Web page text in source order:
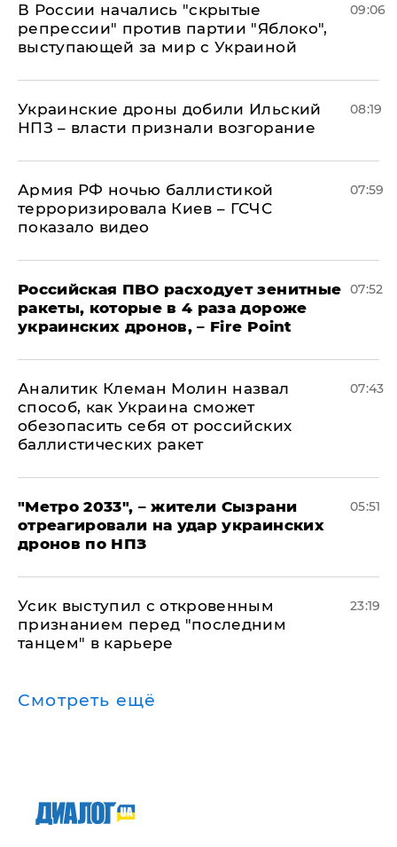
В России начались "скрытые
репрессии" против партии "Яблоко",
выступающей за мир с Украиной
09:06
Украинские дроны добили Ильский
НПЗ – власти признали возгорание
08:19
Армия РФ ночью баллистикой
терроризировала Киев – ГСЧС
показало видео
07:59
Российская ПВО расходует зенитные
ракеты, которые в 4 раза дороже
украинских дронов, – Fire Point
07:52
Аналитик Клеман Молин назвал
способ, как Украина сможет
обезопасить себя от российских
баллистических ракет
07:43
"Метро 2033", – жители Сызрани
отреагировали на удар украинских
дронов по НПЗ
05:51
Усик выступил с откровенным
признанием перед "последним
танцем" в карьере
23:19
Смотреть ещё